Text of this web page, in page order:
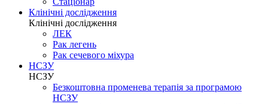
Клінічні дослідження
Клінічні дослідження
ЛЕК
Рак легень
Рак сечевого міхура
НСЗУ
НСЗУ
Безкоштовна променева терапія за програмою
НСЗУ